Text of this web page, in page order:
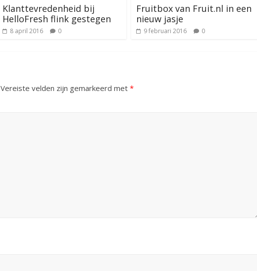
Klanttevredenheid bij
HelloFresh flink gestegen
8 april 2016 0
Fruitbox van Fruit.nl in een
nieuw jasje
9 februari 2016 0
Vereiste velden zijn gemarkeerd met *